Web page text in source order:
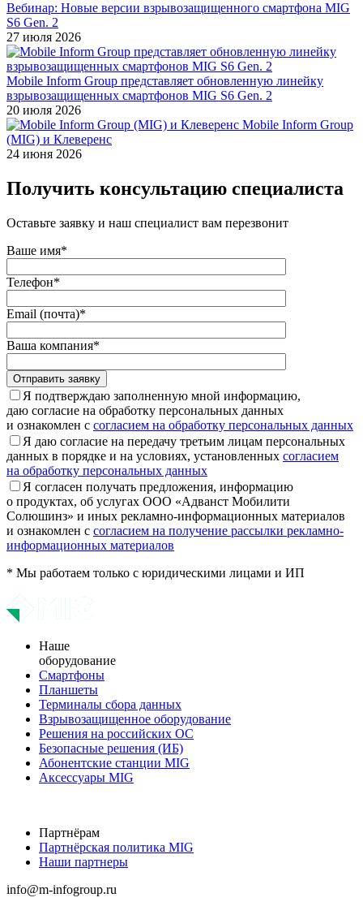
Вебинар: Новые версии взрывозащищенного смартфона MIG
S6 Gen. 2
27 июля 2026
Mobile Inform Group представляет обновленную линейку
взрывозащищенных смартфонов MIG S6 Gen. 2
20 июля 2026
Mobile Inform Group
(MIG) и Клеверенс
24 июня 2026
Получить консультацию специалиста
Оставьте заявку и наш специалист вам перезвонит
Ваше имя*
Телефон*
Email (почта)*
Ваша компания*
Отправить заявку
Я подтверждаю заполненную мной информацию,
даю согласие на обработку персональных данных
и ознакомлен с согласием на обработку персональных данных
Я даю согласие на передачу третьим лицам персональных
данных в порядке и на условиях, установленных согласием
на обработку персональных данных
Я согласен получать предложения, информацию
о продуктах, об услугах ООО «Адванст Мобилити
Солюшинз» и иных рекламно-информационных материалов
и ознакомлен с согласием на получение рассылки рекламно-
информационных материалов
* Мы работаем только с юридическими лицами и ИП
Наше
оборудование
Смартфоны
Планшеты
Терминалы сбора данных
Взрывозащищенное оборудование
Решения на российских ОС
Безопасные решения (ИБ)
Абонентские станции MIG
Аксессуары MIG
Партнёрам
Партнёрская политика MIG
Наши партнеры
info@m-infogroup.ru